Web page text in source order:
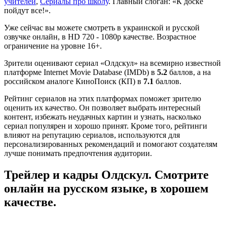
пойдут все!».
Уже сейчас вы можете смотреть в украинской и русской
озвучке онлайн, в HD 720 - 1080p качестве. Возрастное
ограничение на уровне 16+.
Зрители оценивают сериал «Олдскул» на всемирно известной
платформе Internet Movie Database (IMDb) в 5.2 баллов, а на
российском аналоге КиноПоиск (КП) в 7.1 баллов.
Рейтинг сериалов на этих платформах поможет зрителю
оценить их качество. Он позволяет выбрать интересный
контент, избежать неудачных картин и узнать, насколько
сериал популярен и хорошо принят. Кроме того, рейтинги
влияют на репутацию сериалов, используются для
персонализированных рекомендаций и помогают создателям
лучше понимать предпочтения аудитории.
Трейлер и кадры Олдскул. Смотрите
онлайн на русском языке, в хорошем
качестве.